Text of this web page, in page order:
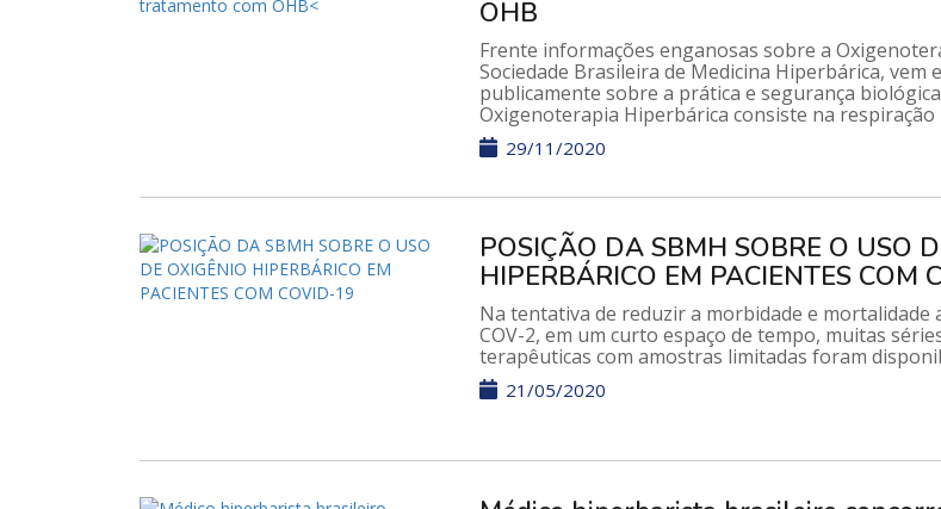
OHB
Frente informações enganosas sobre a
Sociedade Brasileira de Medicina Hiperbárica, vem
publicamente sobre a prática e segurança
Oxigenoterapia Hiperbárica consiste na
29/11/2020
POSIÇÃO DA SBMH SOBRE O USO
HIPERBÁRICO EM PACIENTES COM
Na tentativa de reduzir a morbidade e mortalidade
COV-2, em um curto espaço de tempo, muitas
terapêuticas com amostras limitadas foram
21/05/2020